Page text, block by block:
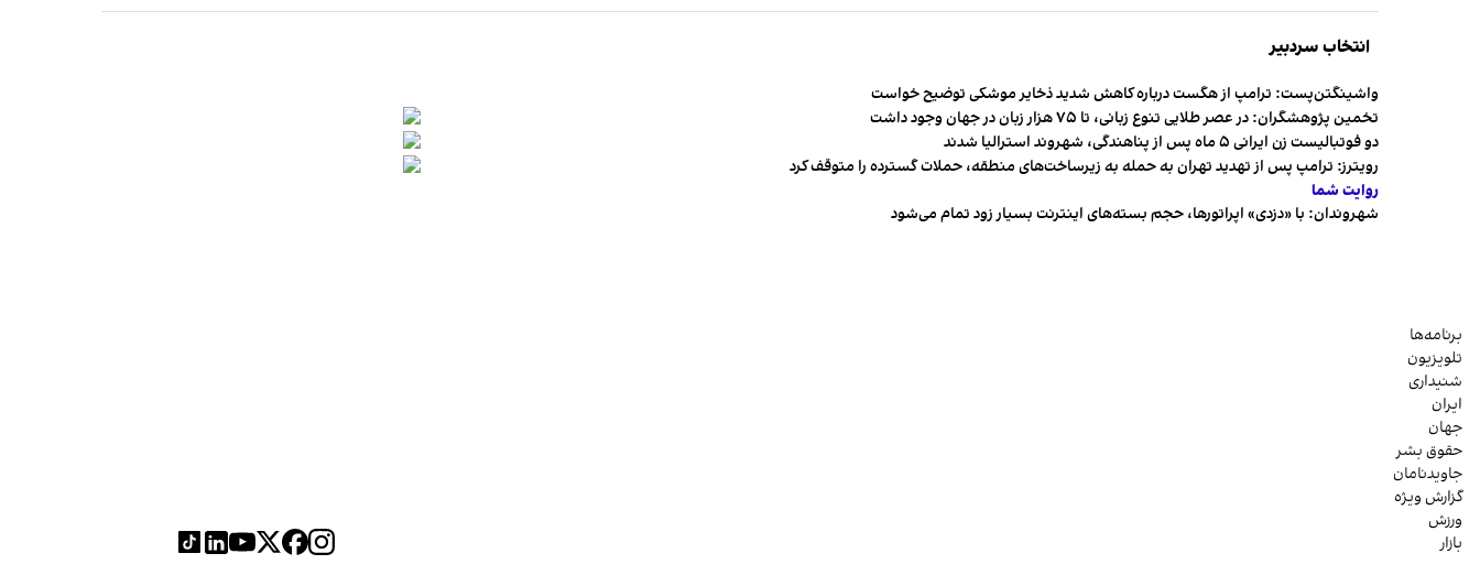
انتخاب سردبیر
واشینگتن‌پست: ترامپ از هگست درباره کاهش شدید ذخایر موشکی توضیح خواست
تخمین پژوهشگران: در عصر طلایی تنوع زبانی، تا ۷۵ هزار زبان در جهان وجود داشت
دو فوتبالیست زن ایرانی ۵ ماه پس از پناهندگی، شهروند استرالیا شدند
رویترز: ترامپ پس از تهدید تهران به حمله به زیرساخت‌های منطقه، حملات گسترده را متوقف کرد
روایت شما
شهروندان:‌ با «دزدی» اپراتورها، حجم بسته‌های اینترنت بسیار زود تمام می‌شود
برنامه‌ها
تلویزیون
شنیداری
ایران
جهان
حقوق بشر
جاویدنامان
گزارش ویژه
ورزش
بازار